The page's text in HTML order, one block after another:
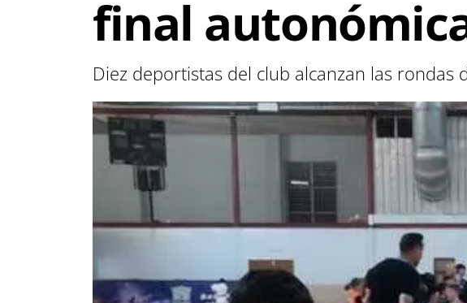
final
Diez deportistas del club alcanzan las rondas